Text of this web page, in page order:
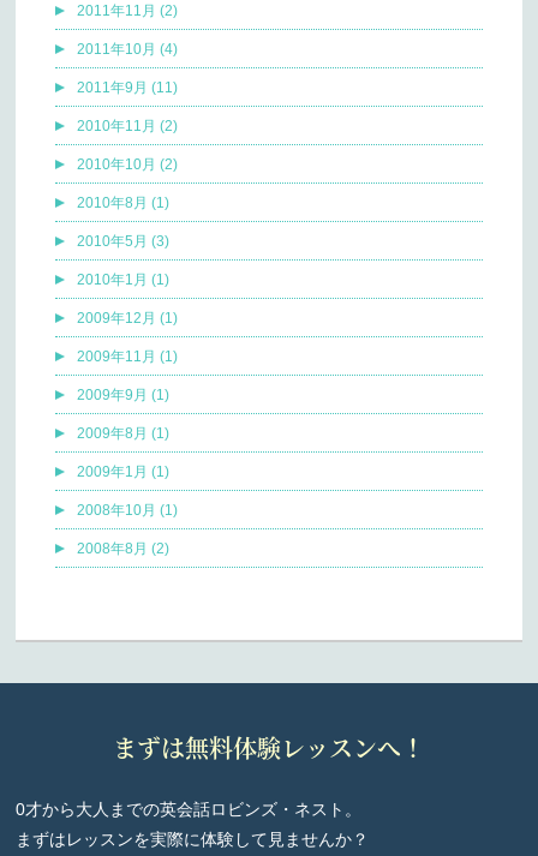
2011年11月 (2)
2011年10月 (4)
2011年9月 (11)
2010年11月 (2)
2010年10月 (2)
2010年8月 (1)
2010年5月 (3)
2010年1月 (1)
2009年12月 (1)
2009年11月 (1)
2009年9月 (1)
2009年8月 (1)
2009年1月 (1)
2008年10月 (1)
2008年8月 (2)
まずは無料体験レッスンへ！
0才から大人までの英会話ロビンズ・ネスト。
まずはレッスンを実際に体験して見ませんか？